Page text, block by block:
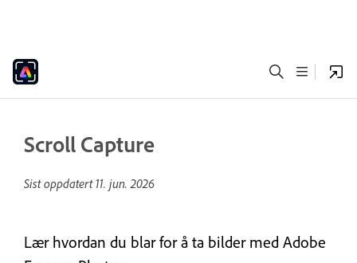
Scroll Capture
Sist oppdatert 11. jun. 2026
Lær hvordan du blar for å ta bilder med Adobe